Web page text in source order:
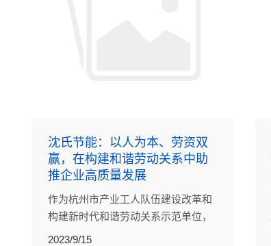
沈氏节能：以人为本、劳资双
赢，在构建和谐劳动关系中助
推企业高质量发展
作为杭州市产业工人队伍建设改革和
构建新时代和谐劳动关系示范单位，
沈氏节能注重企业的持续发展，更注
2023/9/15